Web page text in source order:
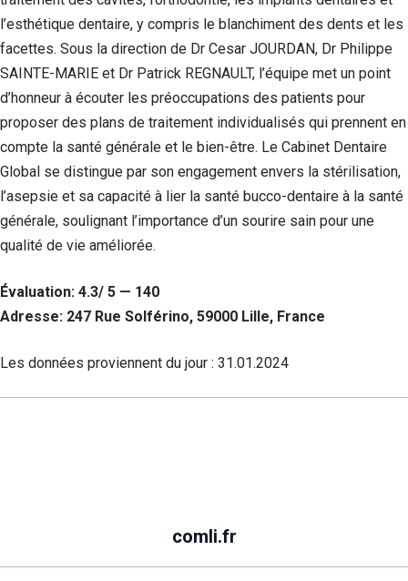
l’esthétique dentaire, y compris le blanchiment des dents et les
facettes. Sous la direction de Dr Cesar JOURDAN, Dr Philippe
SAINTE-MARIE et Dr Patrick REGNAULT, l’équipe met un point
d’honneur à écouter les préoccupations des patients pour
proposer des plans de traitement individualisés qui prennent en
compte la santé générale et le bien-être. Le Cabinet Dentaire
Global se distingue par son engagement envers la stérilisation,
l’asepsie et sa capacité à lier la santé bucco-dentaire à la santé
générale, soulignant l’importance d’un sourire sain pour une
qualité de vie améliorée.
Évaluation: 4.3/ 5 — 140
Adresse: 247 Rue Solférino, 59000 Lille, France
Les données proviennent du jour : 31.01.2024
comli.fr